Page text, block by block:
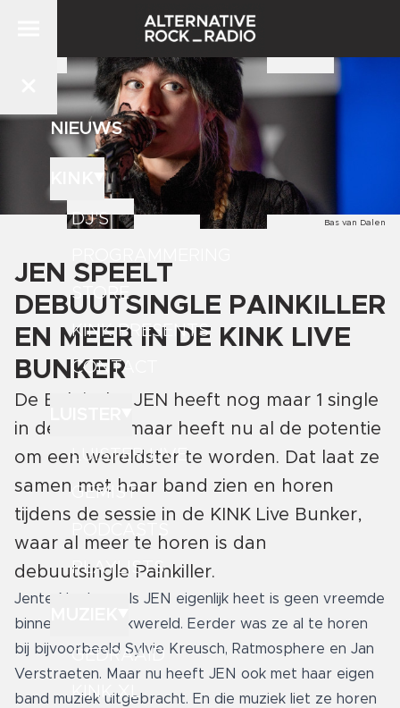
NIEUWS
DJ'S
STORE
KINK PRESENTS
CONTACT
LUISTER LIVE
GEMIST
PLAYLISTS
GEDRAAID
KINK XL
Bas van Dalen
JEN SPEELT
DEBUUTSINGLE PAINKILLER
EN MEER IN DE KINK LIVE
BUNKER
De Belgische JEN heeft nog maar 1 single
in de wereld maar heeft nu al de potentie
om een wereldster te worden. Dat laat ze
samen met haar band zien en horen
tijdens de sessie in de KINK Live Bunker,
waar al meer te horen is dan
debuutsingle Painkiller.
Jente Neels, zoals JEN eigenlijk heet is geen vreemde
binnen de muziekwereld. Eerder was ze al te horen
bij bijvoorbeeld Sylvie Kreusch, Ratmosphere en Jan
Verstraeten. Maar nu heeft JEN ook met haar eigen
band muziek uitgebracht. En die muziek liet ze horen